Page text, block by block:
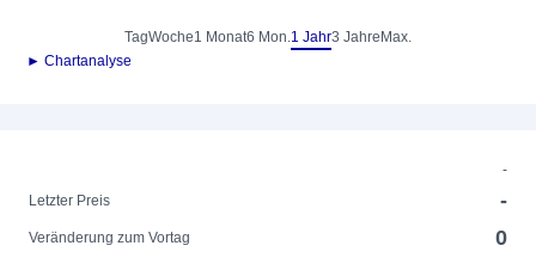
TagWoche1 Monat6 Mon.1 Jahr3 Jahre Max.
► Chartanalyse
-
Letzter Preis
-
Veränderung zum Vortag 0